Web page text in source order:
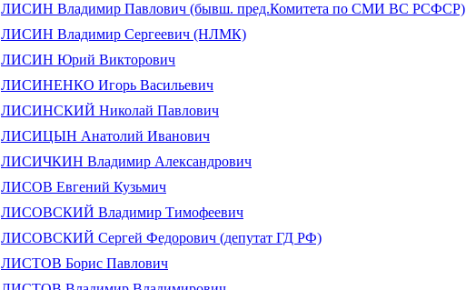
ЛИСИН Владимир Павлович (бывш. пред.Комитета по СМИ ВС РСФСР)
ЛИСИН Владимир Сергеевич (НЛМК)
ЛИСИН Юрий Викторович
ЛИСИНЕНКО Игорь Васильевич
ЛИСИНСКИЙ Николай Павлович
ЛИСИЦЫН Анатолий Иванович
ЛИСИЧКИН Владимир Александрович
ЛИСОВ Евгений Кузьмич
ЛИСОВСКИЙ Владимир Тимофеевич
ЛИСОВСКИЙ Сергей Федорович (депутат ГД РФ)
ЛИСТОВ Борис Павлович